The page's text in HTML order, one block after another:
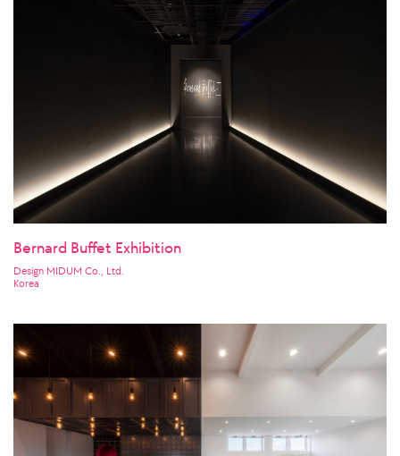
Bernard Buffet Exhibition
Design MIDUM Co., Ltd.
Korea